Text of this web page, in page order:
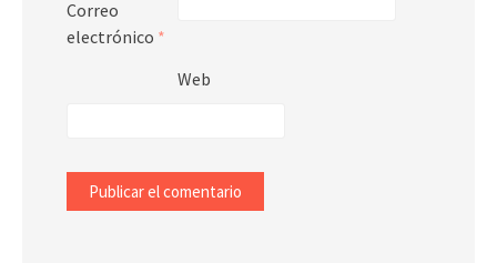
Correo
electrónico *
Web